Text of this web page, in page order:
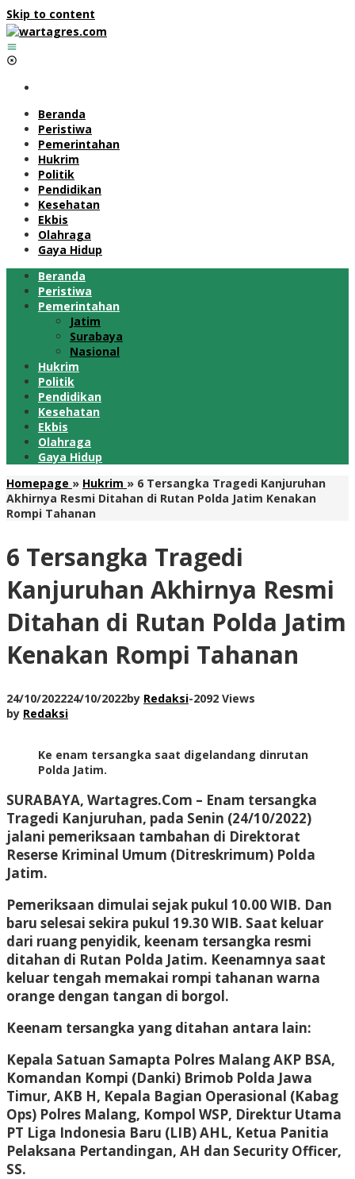
Skip to content
Beranda
Peristiwa
Pemerintahan
Hukrim
Politik
Pendidikan
Kesehatan
Ekbis
Olahraga
Gaya Hidup
Beranda
Peristiwa
Pemerintahan
Jatim
Surabaya
Nasional
Hukrim
Politik
Pendidikan
Kesehatan
Ekbis
Olahraga
Gaya Hidup
Homepage » Hukrim » 6 Tersangka Tragedi Kanjuruhan
Akhirnya Resmi Ditahan di Rutan Polda Jatim Kenakan
Rompi Tahanan
6 Tersangka Tragedi
Kanjuruhan Akhirnya Resmi
Ditahan di Rutan Polda Jatim
Kenakan Rompi Tahanan
24/10/202224/10/2022by Redaksi-2092 Views
by Redaksi
Ke enam tersangka saat digelandang dinrutan
Polda Jatim.
SURABAYA, Wartagres.Com – Enam tersangka
Tragedi Kanjuruhan, pada Senin (24/10/2022)
jalani pemeriksaan tambahan di Direktorat
Reserse Kriminal Umum (Ditreskrimum) Polda
Jatim.
Pemeriksaan dimulai sejak pukul 10.00 WIB. Dan
baru selesai sekira pukul 19.30 WIB. Saat keluar
dari ruang penyidik, keenam tersangka resmi
ditahan di Rutan Polda Jatim. Keenamnya saat
keluar tengah memakai rompi tahanan warna
orange dengan tangan di borgol.
Keenam tersangka yang ditahan antara lain:
Kepala Satuan Samapta Polres Malang AKP BSA,
Komandan Kompi (Danki) Brimob Polda Jawa
Timur, AKB H, Kepala Bagian Operasional (Kabag
Ops) Polres Malang, Kompol WSP, Direktur Utama
PT Liga Indonesia Baru (LIB) AHL, Ketua Panitia
Pelaksana Pertandingan, AH dan Security Officer,
SS.